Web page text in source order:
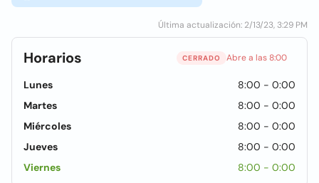
Última actualización: 2/13/23, 3:29 PM
Horarios CERRADO Abre a las 8:00
Lunes
8:00 - 0:00
Martes
8:00 - 0:00
Miércoles
8:00 - 0:00
Jueves
8:00 - 0:00
Viernes
8:00 - 0:00